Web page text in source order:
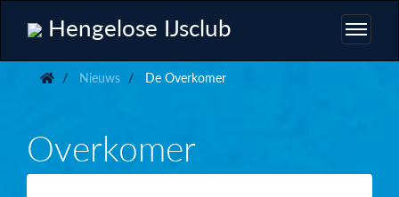
Hengelose IJsclub
Nieuws De Overkomer
Overkomer